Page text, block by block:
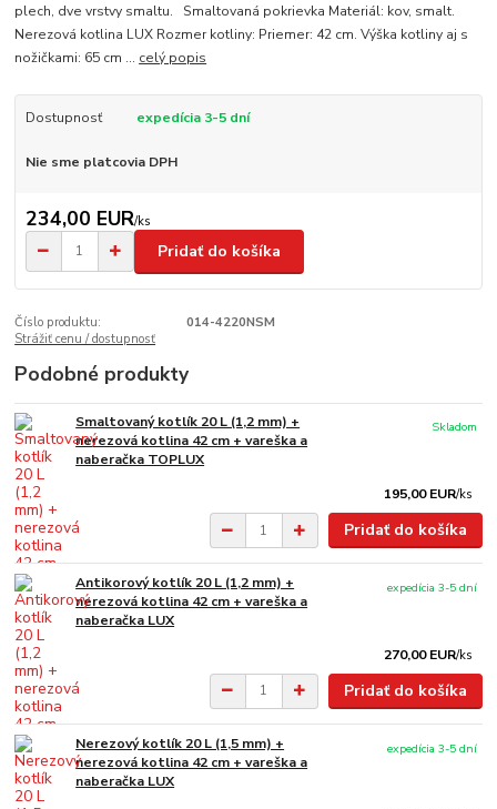
plech, dve vrstvy smaltu. Smaltovaná pokrievka Materiál: kov, smalt.
Nerezová kotlina LUX Rozmer kotliny: Priemer: 42 cm. Výška kotliny aj s
nožičkami: 65 cm ... celý popis
Dostupnosť expedícia 3-5 dní
Nie sme platcovia DPH
234,00 EUR/ks
Pridať do košíka
Číslo produktu:
014-4220NSM
Strážiť cenu / dostupnosť
Podobné produkty
Smaltovaný kotlík 20 L (1,2 mm) +
nerezová kotlina 42 cm + vareška a
naberačka TOPLUX
195,00 EUR/ks
Skladom
Pridať do košíka
Antikorový kotlík 20 L (1,2 mm) +
nerezová kotlina 42 cm + vareška a
naberačka LUX
270,00 EUR/ks
expedícia 3-5 dní
Pridať do košíka
Nerezový kotlík 20 L (1,5 mm) +
nerezová kotlina 42 cm + vareška a
naberačka LUX
expedícia 3-5 dní